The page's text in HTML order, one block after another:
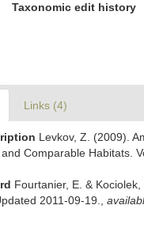
Taxonomic edit history
Links (4)
Levkov, Z. (2009).
Comparable Habitats.
Fourtanier, E. &
2011-09-19.